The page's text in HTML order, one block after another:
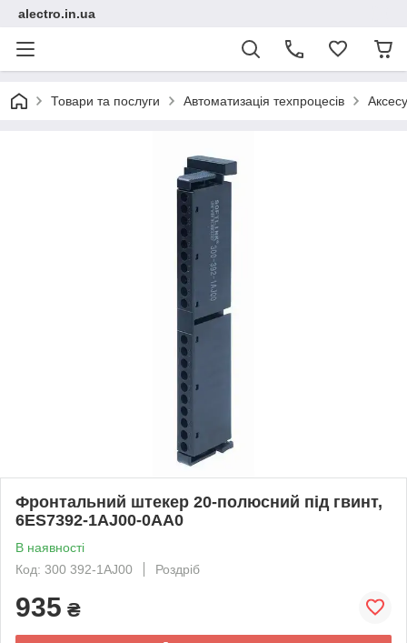
alectro.in.ua
Товари та послуги Автоматизація техпроцесів
Фронтальний штекер 20-полюсний під гвинт,
6ES7392-1AJ00-0AA0
В наявності
Код: 300 392-1AJ00
Роздріб
935 ₴